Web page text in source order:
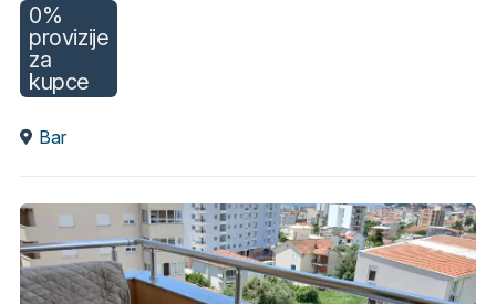
0%
provizije
za
kupce
Bar